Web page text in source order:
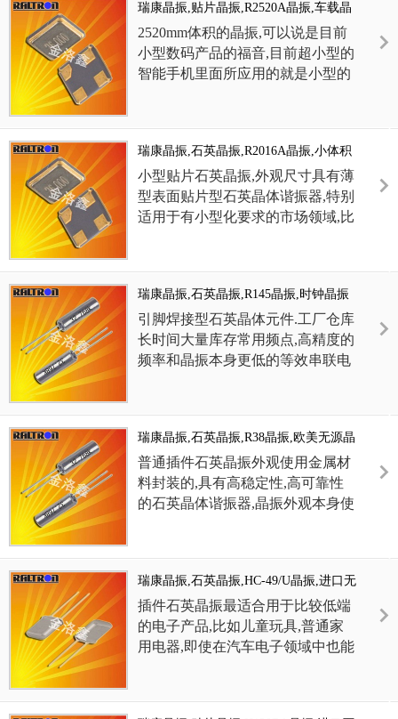
32.768k-12.5pF-20PPM-TB-QA是一款陶瓷面贴
片型的贴片晶体，采用高超的生产技术制作而
成,具备良好的可靠性能,适合用于计量工业,汽
车,卫生保健,医疗植入,严酷的环境下,车载专用
音叉晶体
的真空封装技术：是指石英晶振在真空封装区
域内进行封装.1.防止外界气体进入组件体内受
到污染和增加应力的产生；2.使晶振组件在真
空下电阻减小；3.气密性高.此技术为研发及生
12.5pF-20PPM-TB-QA无源晶
体,美国晶振品牌微晶CC4V-
T1A
瑞康晶振,贴片晶振,R2520A晶振,车载晶
振
2520mm体积的晶振,可以说是目前
小型数码产品的福音,目前超小型的
智能手机里面所应用的就是小型的
超小型,质量轻等产品特点,产品本
身编带包装方式,可对应自动高速贴
片机应用,以及高温回流焊接（产品
无铅对应）,为无铅产品.
瑞康晶振,石英晶振,R2016A晶振,小体积
无源晶振
小型贴片石英晶振,外观尺寸具有薄
型表面贴片型石英晶体谐振器,特别
适用于有小型化要求的市场领域,比
特性,如耐热性,耐冲击性,在办公自
动化,家电相关电器领域及
Bluetooth,Wireless LAN等短距离无
线通信领域可发挥优良的电气特性,
瑞康晶振,石英晶振,R145晶振,时钟晶振
引脚焊接型石英晶体元件.工厂仓库
长时间大量库存常用频点,高精度的
频率和晶振本身更低的等效串联电
盒,LCDM和游戏机家用常规电器数
码产品等的最佳选择.符合RoHS/无
铅.
瑞康晶振,石英晶振,R38晶振,欧美无源晶
振
普通插件石英晶振外观使用金属材
料封装的,具有高稳定性,高可靠性
的石英晶体谐振器,晶振外观本身使
回流温度曲线要求.
瑞康晶振,石英晶振,HC-49/U晶振,进口无
源晶振
插件石英晶振最适合用于比较低端
的电子产品,比如儿童玩具,普通家
用电器,即使在汽车电子领域中也能